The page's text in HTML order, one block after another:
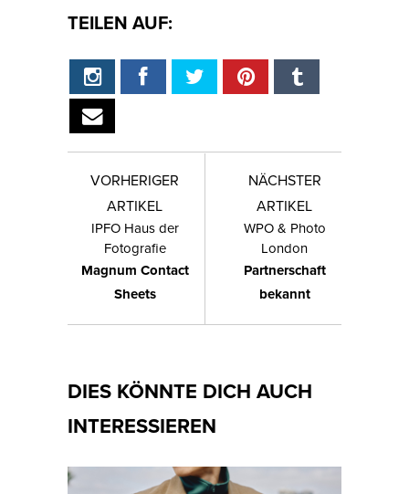
TEILEN AUF:
VORHERIGER
ARTIKEL
IPFO Haus der
Fotografie
Magnum Contact
Sheets
NÄCHSTER
ARTIKEL
WPO & Photo
London
Partnerschaft
bekannt
DIES KÖNNTE DICH AUCH
INTERESSIEREN